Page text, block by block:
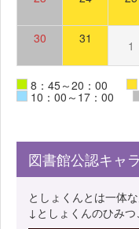
30 31 1
8：45～20：00
10：00～17：00
図書館公認キャ
としょくんとは一体
↓としょくんのひみ